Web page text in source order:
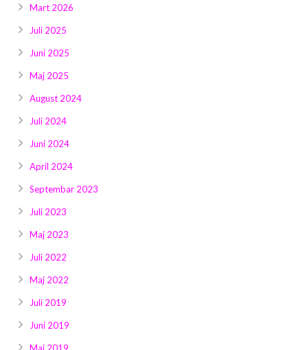
Mart 2026
Juli 2025
Juni 2025
Maj 2025
August 2024
Juli 2024
Juni 2024
April 2024
Septembar 2023
Juli 2023
Maj 2023
Juli 2022
Maj 2022
Juli 2019
Juni 2019